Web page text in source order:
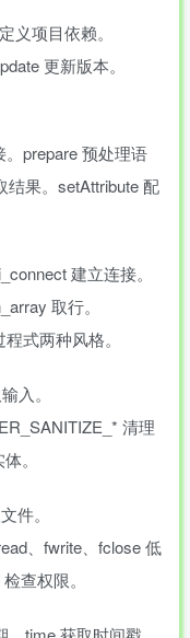
义项目依赖。
更新版本。
prepare 预处理语
结果。setAttribute 配
建立连接。
取行。
式两种风格。
入。
清理
。
件。
、fwrite、fclose 低
查权限。